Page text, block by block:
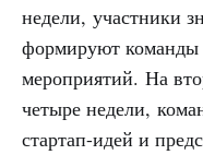
недели, участники
формируют команды
мероприятий. На
четыре недели,
стартап-идей и